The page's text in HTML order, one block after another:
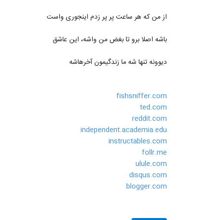
از من که هر ساعت پر پر زدم اینجوری واست
باشه اصلا برو تا بغض من واشه، این عاشق
دیوونه تنها شه ما زندگیمون آخرهاشه
fishsniffer.com
ted.com
reddit.com
independent.academia.edu
instructables.com
follr.me
ulule.com
disqus.com
blogger.com